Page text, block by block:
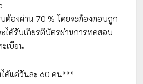
ต้องผ่าน 70 % โดยจะต้องตอบถูก
ะได้รับเกียรติบัตรผ่านการทดสอบ
เบียน
ด้แค่วันละ 60 คน***